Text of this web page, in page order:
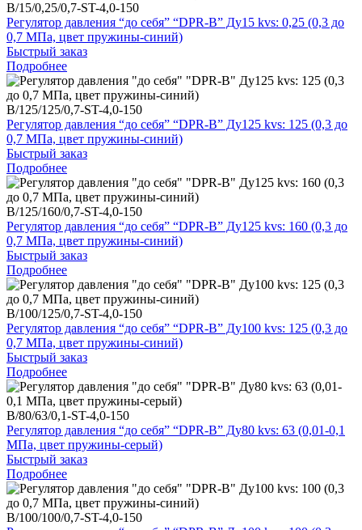
B/15/0,25/0,7-ST-4,0-150
Регулятор давления “до себя” “DPR-B” Ду15 kvs: 0,25 (0,3 до
0,7 МПа, цвет пружины-синий)
Быстрый заказ
Подробнее
B/125/125/0,7-ST-4,0-150
Регулятор давления “до себя” “DPR-B” Ду125 kvs: 125 (0,3 до
0,7 МПа, цвет пружины-синий)
Быстрый заказ
Подробнее
B/125/160/0,7-ST-4,0-150
Регулятор давления “до себя” “DPR-B” Ду125 kvs: 160 (0,3 до
0,7 МПа, цвет пружины-синий)
Быстрый заказ
Подробнее
B/100/125/0,7-ST-4,0-150
Регулятор давления “до себя” “DPR-B” Ду100 kvs: 125 (0,3 до
0,7 МПа, цвет пружины-синий)
Быстрый заказ
Подробнее
B/80/63/0,1-ST-4,0-150
Регулятор давления “до себя” “DPR-B” Ду80 kvs: 63 (0,01-0,1
МПа, цвет пружины-серый)
Быстрый заказ
Подробнее
B/100/100/0,7-ST-4,0-150